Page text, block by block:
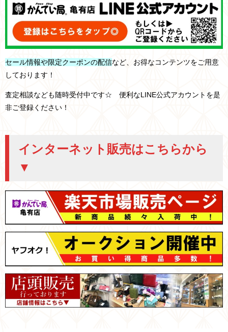
セール情報や限定クーポンの配信など、お得なコンテンツをご用意
しております！
査定相談なども随時受付中です☆ 便利なLINE公式アカウントを是
非ご登録ください！
インターネット販売はこちらから
▼